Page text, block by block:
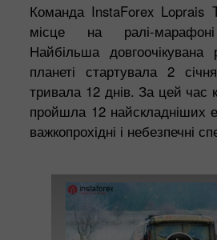
Команда InstaForex Loprais
місце на ралі-
Найбільша довгоочікувана
планеті стартувала 2
тривала 12 днів. За цей час
пройшла 12 найскладніших
важкопрохідні і небезпечні